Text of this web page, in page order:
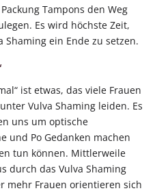
Tampons den Weg
Es wird höchste Zeit,
Shaming ein Ende zu setzen.
ist etwas, das viele Frauen
Vulva Shaming leiden. Es
uns um optische
und Po Gedanken machen
tun können. Mittlerweile
durch das Vulva Shaming
mehr Frauen orientieren sich